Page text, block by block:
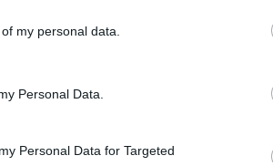
my personal data.
Personal Data.
Personal Data for Targeted
un totale di 9.279 euro (2021–2023).
SA. 62668 e
agenzia delle